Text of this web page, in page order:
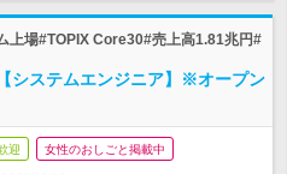
上場#TOPIX Core30#売上高1.81兆円#
システムエンジニア】※オープン
迎 女性のおしごと掲載中